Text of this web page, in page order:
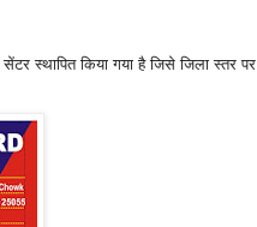
स्थापित किया गया है जिसे जिला स्तर पर